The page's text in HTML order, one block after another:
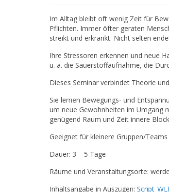
Im Alltag bleibt oft wenig Zeit für
Pflichten. Immer öfter geraten
streikt und erkrankt. Nicht selten
Ihre Stressoren erkennen und neue
u. a. die Sauerstoffaufnahme, die
Dieses Seminar verbindet Theorie
Sie lernen Bewegungs- und
um neue Gewohnheiten im Umgang
genügend Raum und Zeit innere
Geeignet für kleinere Gruppen/Teams
Dauer: 3 – 5 Tage
Räume und Veranstaltungsorte:
Inhaltsangabe in Auszügen: